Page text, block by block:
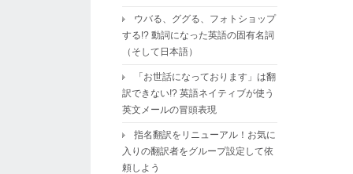
ウバる、ググる、フォトショップ
する!? 動詞になった英語の固有名詞
（そして日本語）
「お世話になっております」は翻
訳できない!? 英語ネイティブが使う
英文メールの冒頭表現
指名翻訳をリニューアル！お気に
入りの翻訳者をグループ設定して依
頼しよう